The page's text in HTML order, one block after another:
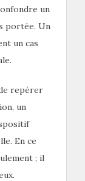
un
portée. Un
un cas
repérer
un
En ce
; il